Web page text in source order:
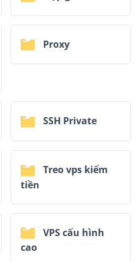
Proxy
SSH Private
Treo vps kiếm
tiền
VPS cấu hình
cao